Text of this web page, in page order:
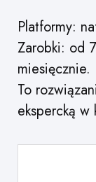
Platformy:
Zarobki: od
miesięcznie.
To
ekspercką